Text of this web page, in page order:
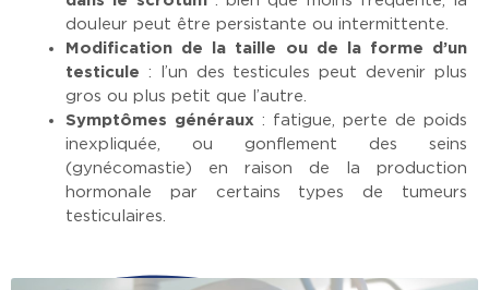
douleur peut être persistante ou intermittente.
Modification de la taille ou de la forme d’un
testicule : l’un des testicules peut devenir plus
gros ou plus petit que l’autre.
Symptômes généraux : fatigue, perte de poids
inexpliquée, ou gonflement des seins
(gynécomastie) en raison de la production
hormonale par certains types de tumeurs
testiculaires.